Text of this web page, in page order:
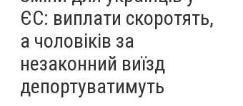
ЄС: виплати скоротять,
а чоловіків за
незаконний виїзд
депортуватимуть